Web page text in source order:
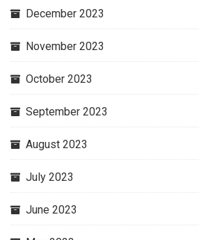
December 2023
November 2023
October 2023
September 2023
August 2023
July 2023
June 2023